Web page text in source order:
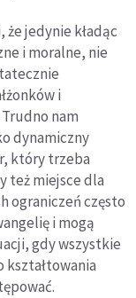
że jedynie kładąc
i moralne, nie
i
nam
dynamiczny
który trzeba
też miejsce dla
ograniczeń często
i mogą
gdy wszystkie
kształtowania